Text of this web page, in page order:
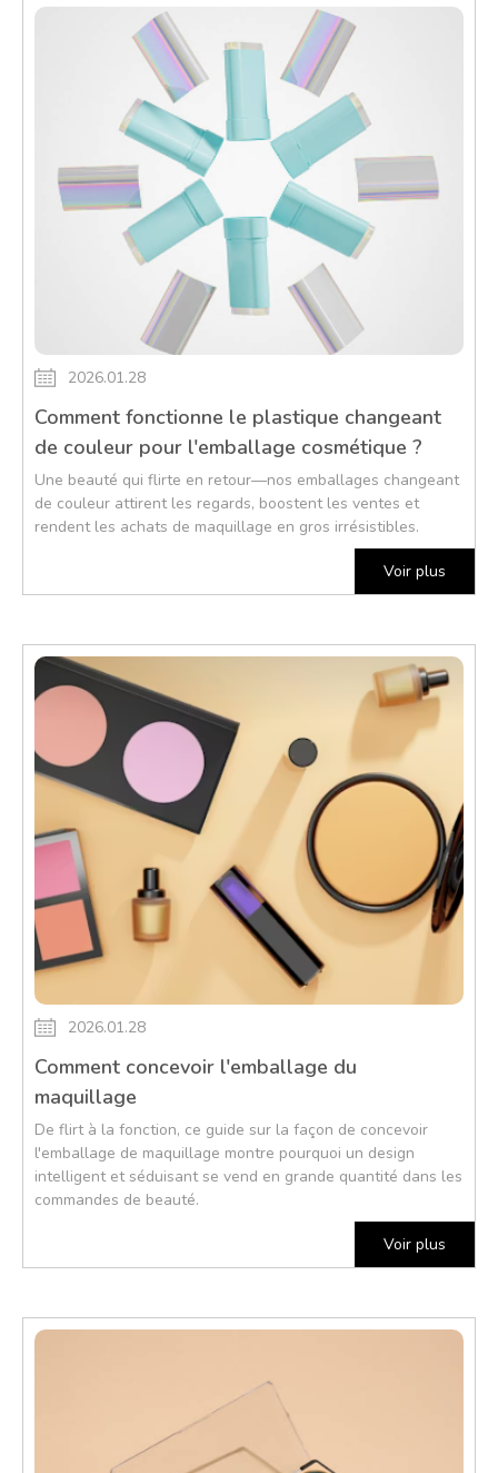
2026.01.28
Comment fonctionne le plastique changeant
de couleur pour l'emballage cosmétique ?
Une beauté qui flirte en retour—nos emballages changeant
de couleur attirent les regards, boostent les ventes et
rendent les achats de maquillage en gros irrésistibles.
Voir plus
2026.01.28
Comment concevoir l'emballage du
maquillage
De flirt à la fonction, ce guide sur la façon de concevoir
l'emballage de maquillage montre pourquoi un design
intelligent et séduisant se vend en grande quantité dans les
commandes de beauté.
Voir plus